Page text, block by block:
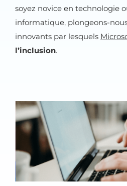
soyez novice en technologie
informatique, plongeons-
innovants par lesquels
l’inclusion.